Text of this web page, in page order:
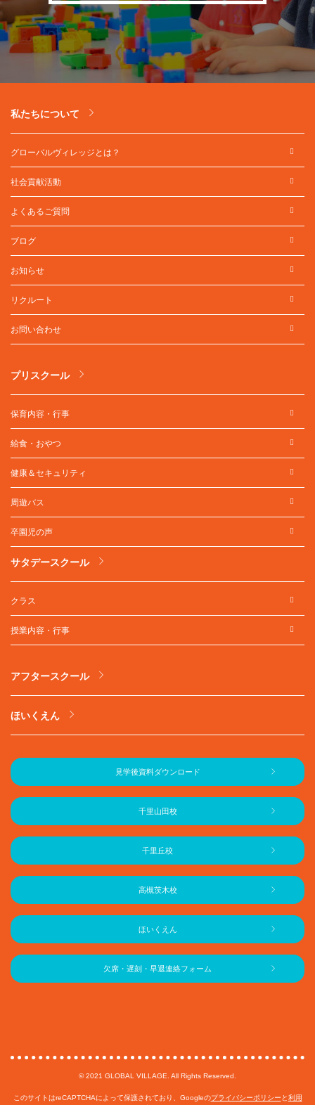
私たちについて
グローバルヴィレッジとは？
社会貢献活動
よくあるご質問
ブログ
お知らせ
リクルート
お問い合わせ
プリスクール
保育内容・行事
給食・おやつ
健康＆セキュリティ
周遊バス
卒園児の声
サタデースクール
クラス
授業内容・行事
アフタースクール
ほいくえん
見学後資料ダウンロード
千里山田校
千里丘校
高槻茨木校
ほいくえん
欠席・遅刻・早退連絡フォーム
© 2021 GLOBAL VILLAGE. All Rights Reserved.
このサイトはreCAPTCHAによって保護されており、Googleのプライバシーポリシー と利用